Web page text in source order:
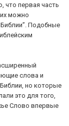
что первая часть
можно
Подобные
слова и
но которые
это для того,
Слово впервые